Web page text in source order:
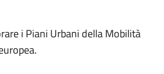
i Piani Urbani della Mobilità